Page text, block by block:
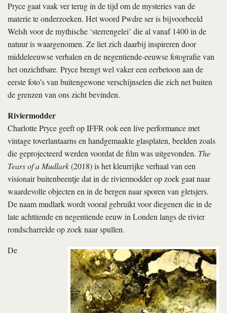
Pryce gaat vaak ver terug in de tijd om de mysteries van de
materie te onderzoeken. Het woord Pwdre ser is bijvoorbeeld
Welsh voor de mythische ‘sterrengelei’ die al vanaf 1400 in de
natuur is waargenomen. Ze liet zich daarbij inspireren door
middeleeuwse verhalen en de negentiende-eeuwse fotografie van
het onzichtbare. Pryce brengt wel vaker een eerbetoon aan de
eerste foto’s van buitengewone verschijnselen die zich net buiten
de grenzen van ons zicht bevinden.
Riviermodder
Charlotte Pryce geeft op IFFR ook een live performance met
vintage toverlantaarns en handgemaakte glasplaten, beelden zoals
die geprojecteerd werden voordat de film was uitgevonden. The
Tears of a Mudlark(2018) is het kleurrijke verhaal van een
visionair buitenbeentje dat in de riviermodder op zoek gaat naar
waardevolle objecten en in de bergen naar sporen van gletsjers.
De naam mudlark wordt vooral gebruikt voor diegenen die in de
late achttiende en negentiende eeuw in Londen langs de rivier
rondscharrelde op zoek naar spullen.
De